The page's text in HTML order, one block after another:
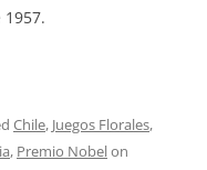
Chile, Juegos Florales,
, Premio Nobelon